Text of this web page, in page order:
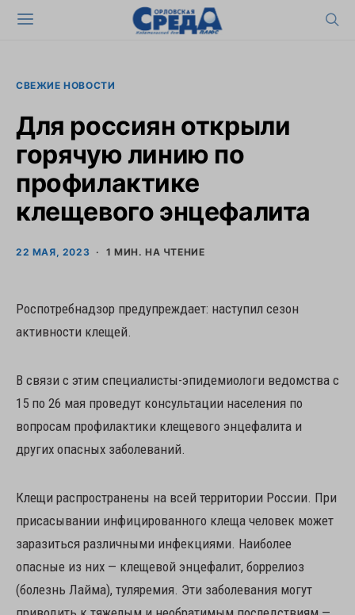
СВЕЖИЕ НОВОСТИ
Для россиян открыли
горячую линию по
профилактике
клещевого энцефалита
22 МАЯ, 2023 1 МИН. НА ЧТЕНИЕ
Роспотребнадзор предупреждает: наступил сезон
активности клещей.
В связи с этим специалисты-эпидемиологи ведомства с
15 по 26 мая проведут консультации населения по
вопросам профилактики клещевого энцефалита и
других опасных заболеваний.
Клещи распространены на всей территории России. При
присасывании инфицированного клеща человек может
заразиться различными инфекциями. Наиболее
опасные из них — клещевой энцефалит, боррелиоз
(болезнь Лайма), туляремия. Эти заболевания могут